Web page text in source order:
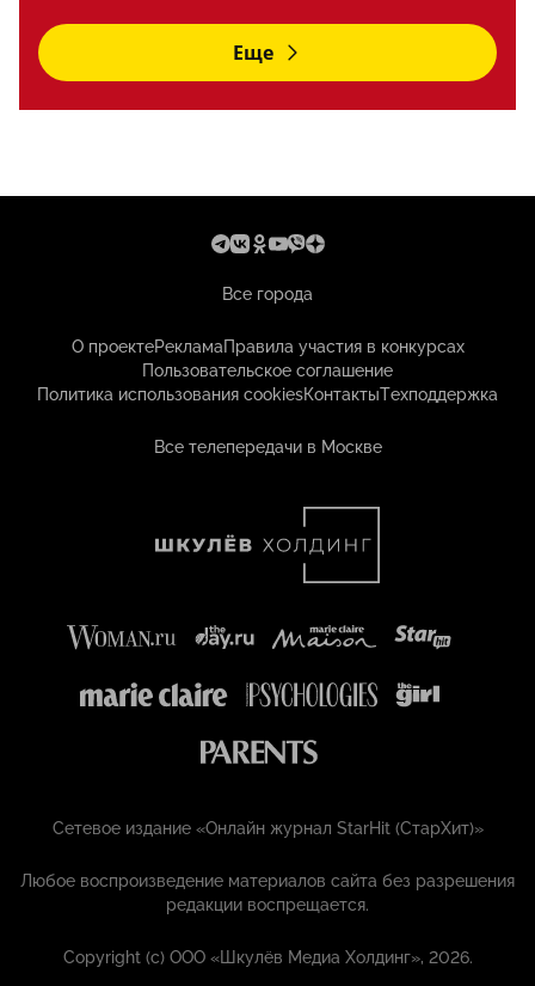
Еще
Все города
О проектеРекламаПравила участия в конкурсах
Пользовательское соглашение
Политика использования cookiesКонтактыТехподдержка
Все телепередачи в Москве
Сетевое издание «Онлайн журнал StarHit (СтарХит)»
Любое воспроизведение материалов сайта без разрешения
редакции воспрещается.
Copyright (с) ООО «Шкулёв Медиа Холдинг», 2026.